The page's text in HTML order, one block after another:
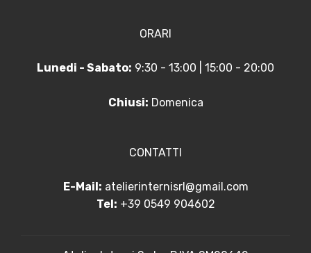
ORARI
Lunedi - Sabato: 9:30 - 13:00 | 15:00 - 20:00
Chiusi: Domenica
CONTATTI
E-Mail: atelierinternisrl@gmail.com
Tel: +39 0549 904602